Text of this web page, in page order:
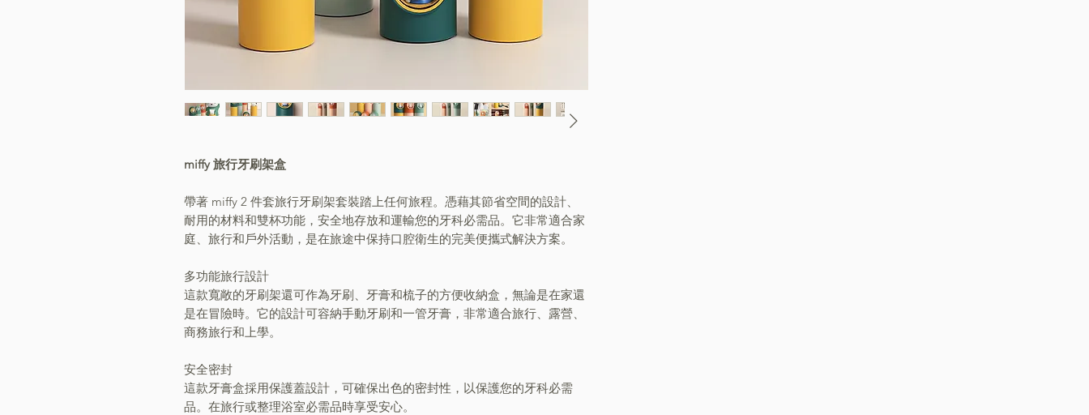
miffy 旅行牙刷架盒
帶著 miffy 2 件套旅行牙刷架套裝踏上任何旅程。憑藉其節省空間的設計、
耐用的材料和雙杯功能，安全地存放和運輸您的牙科必需品。它非常適合家
庭、旅行和戶外活動，是在旅途中保持口腔衛生的完美便攜式解決方案。
多功能旅行設計
這款寬敞的牙刷架還可作為牙刷、牙膏和梳子的方便收納盒，無論是在家還
是在冒險時。它的設計可容納手動牙刷和一管牙膏，非常適合旅行、露營、
商務旅行和上學。
安全密封
這款牙膏盒採用保護蓋設計，可確保出色的密封性，以保護您的牙科必需
品。在旅行或整理浴室必需品時享受安心。